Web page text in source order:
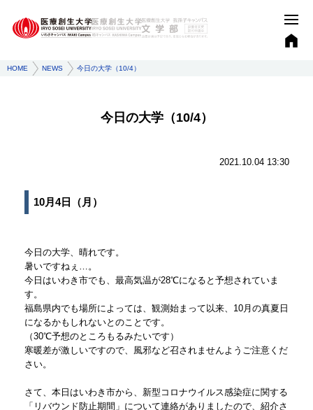
HOME NEWS 今日の大学（10/4）
今日の大学（10/4）
2021.10.04 13:30
10月4日（月）
今日の大学、晴れです。
暑いですねぇ…。
今日はいわき市でも、最高気温が28℃になると予想されていま
す。
福島県内でも場所によっては、観測始まって以来、10月の真夏日
になるかもしれないとのことです。
（30℃予想のところもるみたいです）
寒暖差が激しいですので、風邪など召されませんようご注意くだ
さい。
さて、本日はいわき市から、新型コロナウイルス感染症に関する
「リバウンド防止期間」について連絡がありましたので、紹介さ